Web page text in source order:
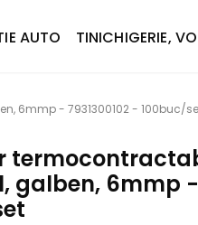
AUTO TINICHIGERIE,
6mmp - 7931300102 - 100buc/
galben, 6mmp -